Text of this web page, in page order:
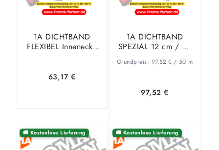
1A DICHTBAND
FLEXIBEL Innenecke
63,17 €
1A DICHTBAND
SPEZIAL 12 cm / 50
Grundpreis: 97,52 €/50 m
97,52€
🚚 Kostenlose Lieferung 🚚 Kostenlose Lieferung